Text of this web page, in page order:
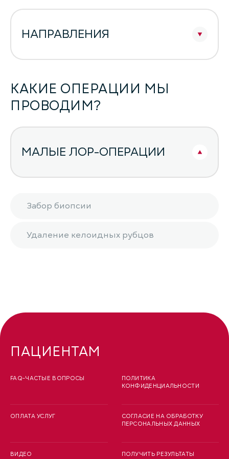
НАПРАВЛЕНИЯ
КАКИЕ ОПЕРАЦИИ МЫ
ПРОВОДИМ?
МАЛЫЕ ЛОР-ОПЕРАЦИИ
Забор биопсии
Удаление келоидных рубцов
ПАЦИЕНТАМ
FAQ-ЧАСТЫЕ ВОПРОСЫ
ОПЛАТА УСЛУГ
ВИДЕО
ПОЛИТИКА
КОНФИДЕНЦИАЛЬНОСТИ
СОГЛАСИЕ НА ОБРАБОТКУ
ПЕРСОНАЛЬНЫХ ДАННЫХ
ПОЛУЧИТЬ РЕЗУЛЬТАТЫ